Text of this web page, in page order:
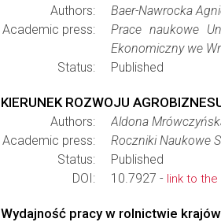
Authors:
Baer-Nawrocka
Academic press:
Prace naukowe
Ekonomiczny we
Status:
Published
KIERUNEK ROZWOJU
Authors:
Aldona
Academic press:
Roczniki Naukowe
Status:
Published
DOI:
10.7927 - link to
Wydajność pracy w rolnictwie